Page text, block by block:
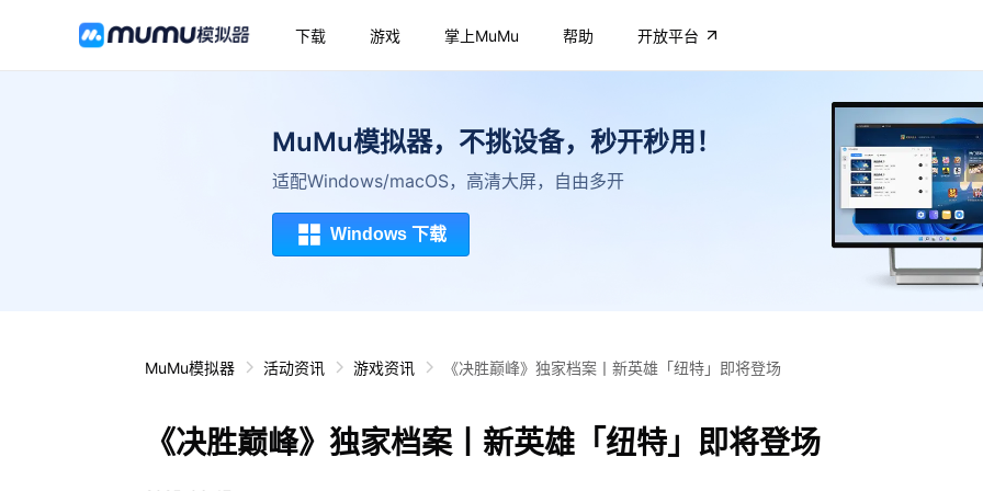
下载 游戏 掌上MuMu 帮助 开放平台
MuMu模拟器，不挑设备，秒开秒用！
适配Windows/macOS，高清大屏，自由多开
Windows 下载
MuMu模拟器 活动资讯 游戏资讯 《决胜巅峰》独家档案丨新英雄「纽特」即将登场
《决胜巅峰》独家档案丨新英雄「纽特」即将登场